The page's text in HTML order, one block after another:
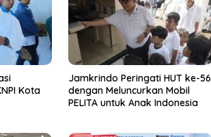
Kota
Jamkrindo Peringati HUT ke-56
dengan Meluncurkan Mobil
PELITA untuk Anak Indonesia